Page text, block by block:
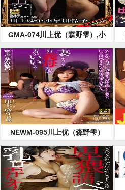
GMA-074川上优（森野雫）,小
早川怜子
NEWM-095川上优（森野雫）